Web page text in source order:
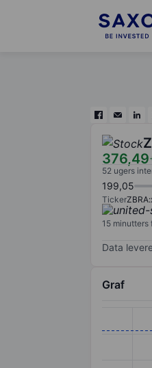
376,49
52 ugers
199,05
Ticker
15 minutters
Data
Graf